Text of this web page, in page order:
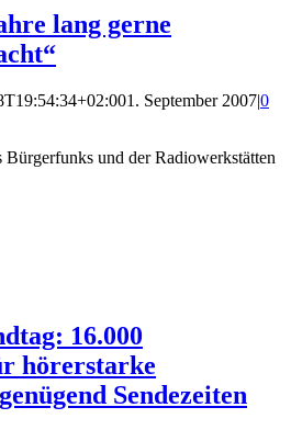
lang gerne
1. September 2007|0
Bürgerfunks und der Radiowerkstätten
16.000
hörerstarke
Sendezeiten